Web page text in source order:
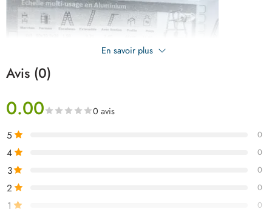
En savoir plus
Avis (0)
0.00 0 avis
5 0
4 0
3 0
2 0
1 0